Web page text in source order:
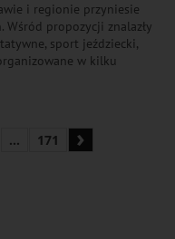
i regionie przyniesie
propozycji znalazły
sport jeździecki,
w kilku
... 171 ›